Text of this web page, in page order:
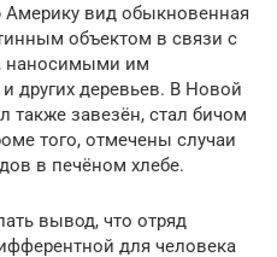
Америку вид обыкновенная
объектом в связи с
наносимыми им
других деревьев. В Новой
также завезён, стал бичом
того, отмечены случаи
в печёном хлебе.
вывод, что отряд
для человека